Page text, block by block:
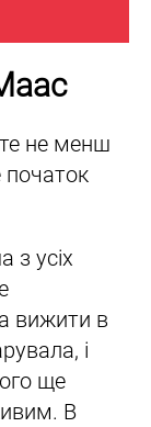
не менш
початок
з усіх
вижити в
і
ще
В